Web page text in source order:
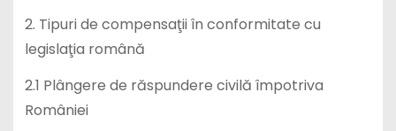
2. Tipuri de compensaţii în conformitate cu
legislaţia română
2.1 Plângere de răspundere civilă împotriva
României